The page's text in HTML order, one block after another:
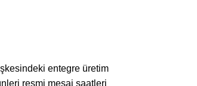
entegre üretim
resmi mesai saatleri